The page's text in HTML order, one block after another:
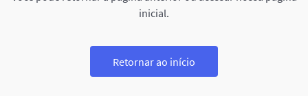
inicial.
Retornar ao início